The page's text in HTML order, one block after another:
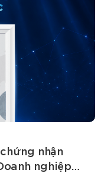
nhận
nghiệp